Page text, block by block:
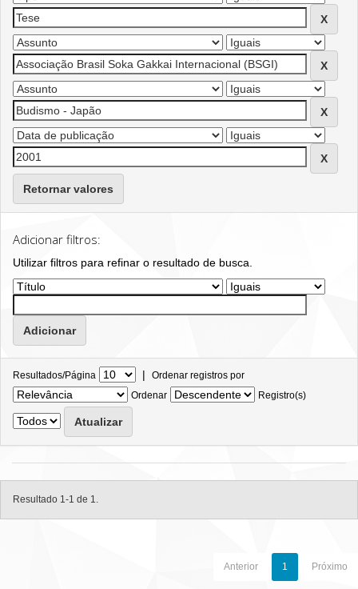
Retornar valores
Adicionar filtros:
Utilizar filtros para refinar o resultado de busca.
Resultados/Página | Ordenar registros por
Ordenar
Registro(s)
Resultado 1-1 de 1.
Anterior 1 Próximo